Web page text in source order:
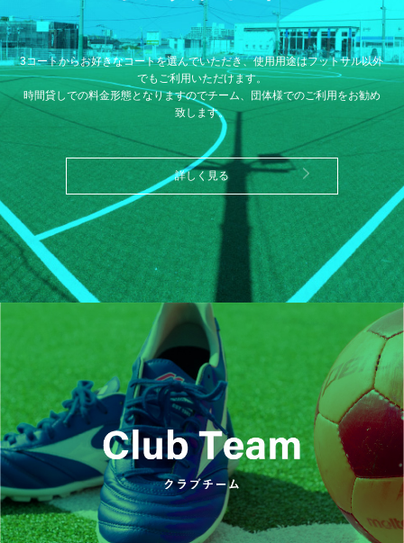
3コートからお好きなコートを選んでいただき、使用用途はフットサル以外
でもご利用いただけます。
時間貸しでの料金形態となりますのでチーム、団体様でのご利用をお勧め
致します。
詳しく見る